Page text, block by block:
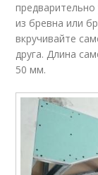
из бревна или
вкручивайте
друга. Длина
50 мм.